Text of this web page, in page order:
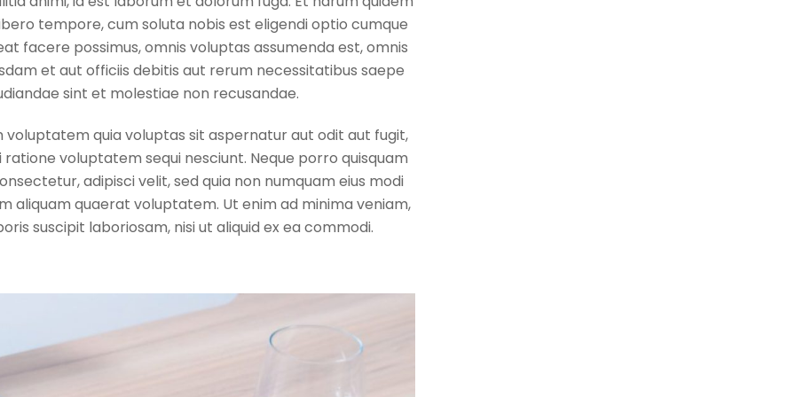
tempore, cum soluta nobis est eligendi optio cumque
facere possimus, omnis voluptas assumenda est, omnis
et aut officiis debitis aut rerum necessitatibus saepe
sint et molestiae non recusandae.
quia voluptas sit aspernatur aut odit aut fugit,
voluptatem sequi nesciunt. Neque porro quisquam
adipisci velit, sed quia non numquam eius modi
quaerat voluptatem. Ut enim ad minima veniam,
suscipit laboriosam, nisi ut aliquid ex ea commodi.